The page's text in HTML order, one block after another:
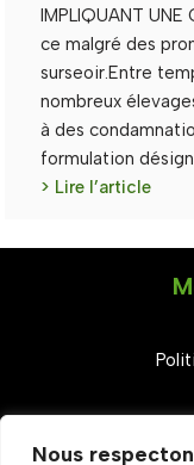
Nous
IMPLIQUANT
ce malgré des
surseoir.Entre
nombreux
à des
formulation
> Lire l’article